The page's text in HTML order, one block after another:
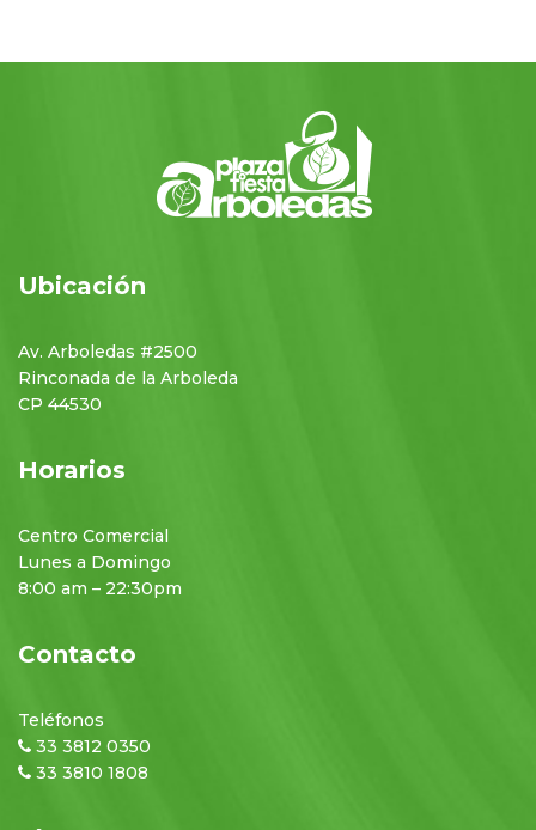
Ubicación
Av. Arboledas #2500
Rinconada de la Arboleda
CP 44530
Horarios
Centro Comercial
Lunes a Domingo
8:00 am – 22:30pm
Contacto
Teléfonos
33 3812 0350
33 3810 1808